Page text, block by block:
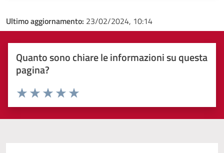
Ultimo aggiornamento: 23/02/2024, 10:14
Quanto sono chiare le informazioni su questa
pagina?
Valuta 5 stelle su 5
Valuta 4 stelle su 5
Valuta 3 stelle su 5
Valuta 2 stelle su 5
Valuta 1 stelle su 5